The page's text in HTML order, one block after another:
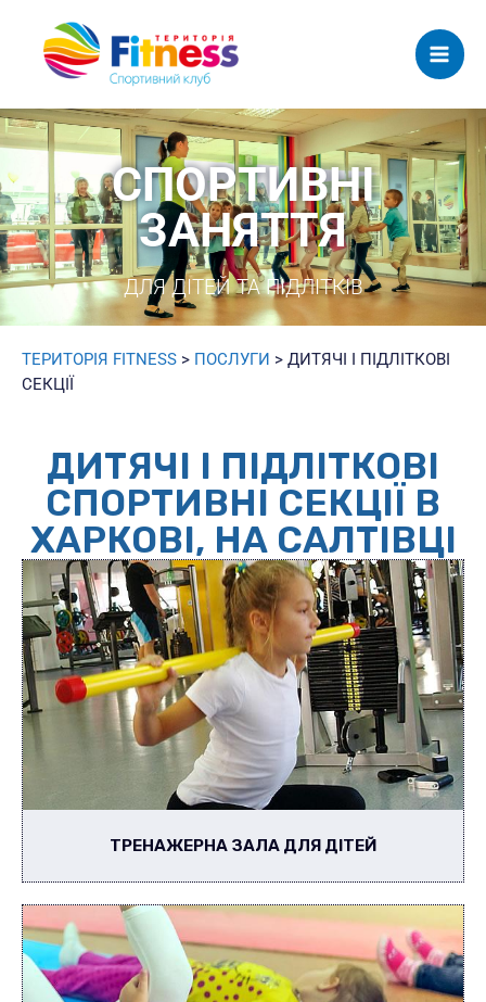
СПОРТИВНІ
ЗАНЯТТЯ
ДЛЯ ДІТЕЙ ТА ПІДЛІТКІВ
ТЕРИТОРІЯ FITNESS > ПОСЛУГИ > ДИТЯЧІ І ПІДЛІТКОВІ
СЕКЦІЇ
ДИТЯЧІ І ПІДЛІТКОВІ
СПОРТИВНІ СЕКЦІЇ В
ХАРКОВІ, НА САЛТІВЦІ
ТРЕНАЖЕРНА ЗАЛА ДЛЯ ДІТЕЙ